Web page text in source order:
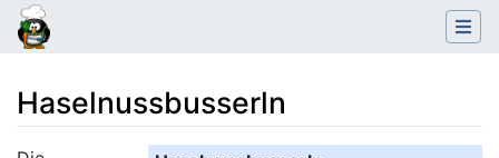
Haselnussbusserln